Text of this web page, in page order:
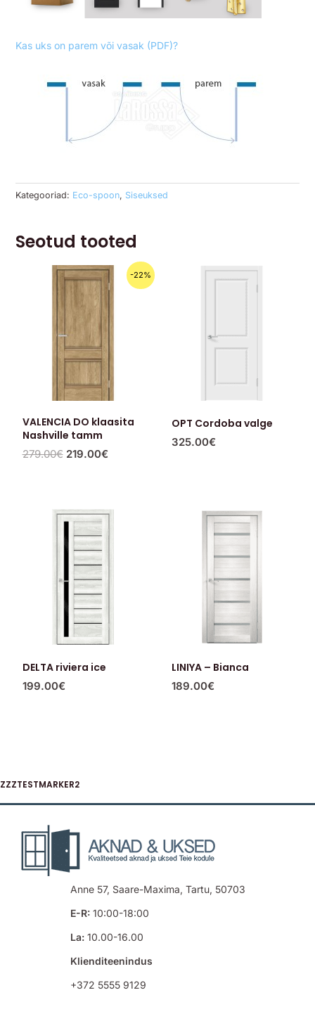
Kas uks on parem või vasak (PDF)?
Kategooriad: Eco-spoon, Siseuksed
Seotud tooted
-22%
VALENCIA DO klaasita
Nashville tamm
279.00€
Algne
hind
279.00€.
219.00€
Praegune
hind
OPT Cordoba valge
325.00€
DELTA riviera ice
199.00€
LINIYA – Bianca
189.00€
ZZZTESTMARKER2
Anne 57, Saare-Maxima, Tartu, 50703
E-R:10:00-18:00
La:10.00-16.00
Klienditeenindus
+372 5555 9129